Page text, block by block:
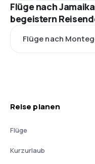
Flüge nach
begeistern
Flüge nach
Reise planen
Flüge
Kurzurlaub